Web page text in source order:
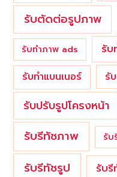
รับตัดต่อรูปภาพ
รับทำภาพ ads รับ
รับทำแบนเนอร์ รั
รับปรับรูปโครงหน้า
รับรีทัชภาพ รับ
รับรีทัชรูป
รับ